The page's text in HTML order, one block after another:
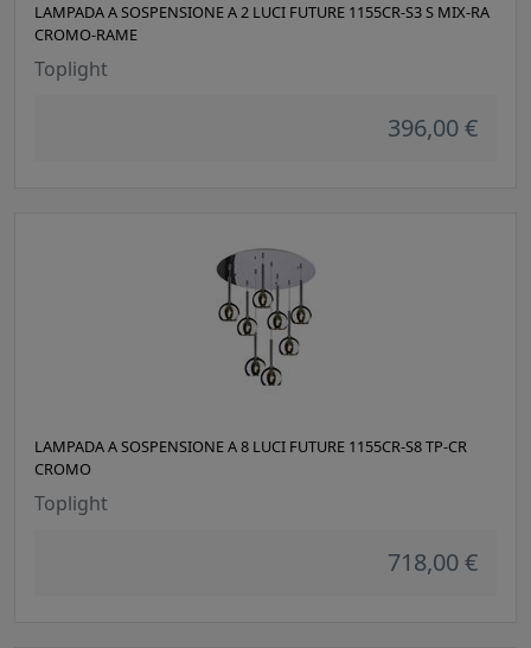
LAMPADA A SOSPENSIONE A 2 LUCI FUTURE 1155CR-S3 S MIX-RA
CROMO-RAME
Toplight
396,00 €
LAMPADA A SOSPENSIONE A 8 LUCI FUTURE 1155CR-S8 TP-CR
CROMO
Toplight
718,00 €